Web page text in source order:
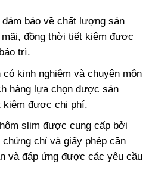
bảo về chất lượng sản
đồng thời tiết kiệm được
trì.
kinh nghiệm và chuyên môn
hàng lựa chọn được sản
kiệm được chi phí.
slim được cung cấp bởi
chỉ và giấy phép cần
và đáp ứng được các yêu cầu